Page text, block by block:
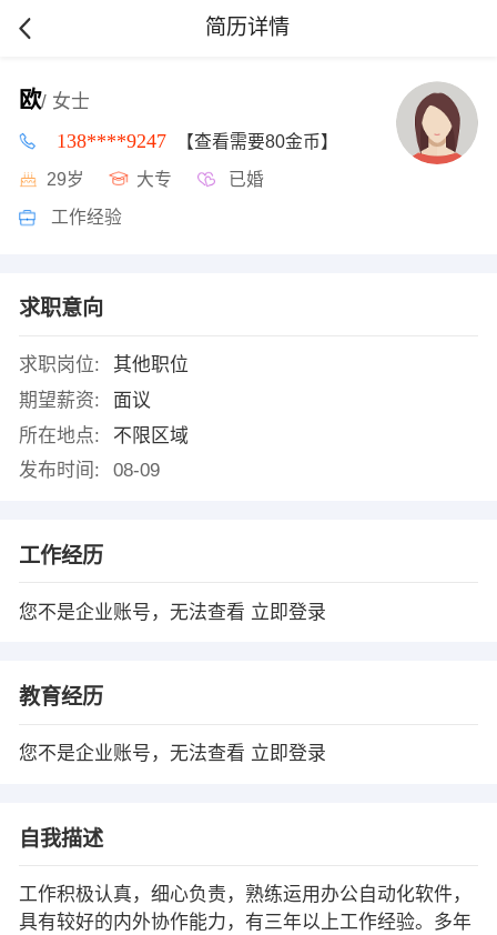
简历详情
欧/ 女士
138****9247 【查看需要80金币】
29岁 大专 已婚
工作经验
求职意向
求职岗位:
其他职位
期望薪资:
面议
所在地点:
不限区域
发布时间:
08-09
工作经历
您不是企业账号，无法查看 立即登录
教育经历
您不是企业账号，无法查看 立即登录
自我描述
工作积极认真，细心负责，熟练运用办公自动化软件，
具有较好的内外协作能力，有三年以上工作经验。多年